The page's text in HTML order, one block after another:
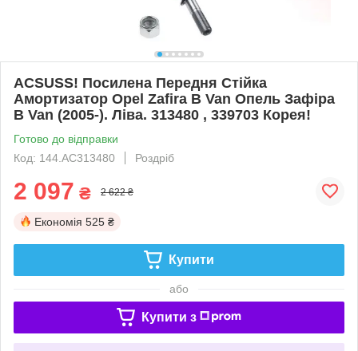
ACSUSS! Посилена Передня Стійка
Амортизатор Opel Zafira B Van Опель Зафіра
B Van (2005-). Ліва. 313480 , 339703 Корея!
Готово до відправки
Код: 144.AC313480
Роздріб
2 097 ₴ 2 622 ₴
Економія 525 ₴
Купити
або
Купити з